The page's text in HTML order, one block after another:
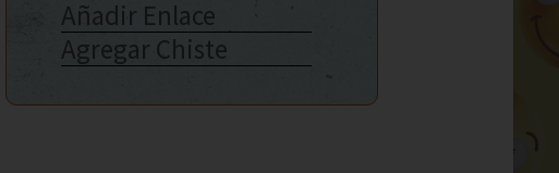
Añadir Enlace
Agregar Chiste